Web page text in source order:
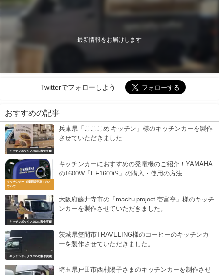
最新情報をお届けします
Twitterでフォローしよう
おすすめの記事
キッチンボックス453の製作実績
兵庫県「こここめ キッチン」様のキッチンカーを製作
させていただきました
キッチンカー（移動販売車）のノ
ウハウ
キッチンカーにおすすめの発電機のご紹介！YAMAHA
の1600W「EF1600iS」の購入・使用の方法
キッチンボックス350の製作実績
大阪府藤井寺市の「machu project 壱富亭」様のキッチ
ンカーを製作させていただきました。
キッチンボックス350の製作実績
茨城県笠間市TRAVELING様のコーヒーのキッチンカ
ーを製作させていただきました。
埼玉県戸田市西村陽子さまのキッチンカーを制作させ